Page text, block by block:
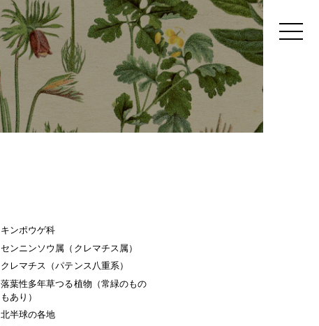
キンポウゲ科
センニンソウ属（クレマチス属）
クレマチス（パテンス八重系）
落葉性多年草つる植物（常緑のもの
もあり）
北半球の各地